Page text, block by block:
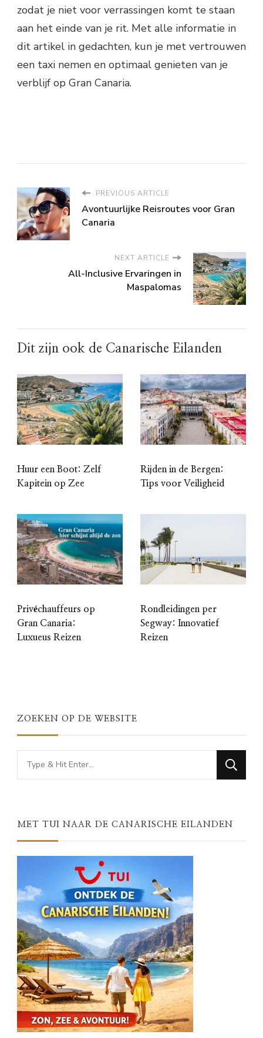
zodat je niet voor verrassingen komt te staan
aan het einde van je rit. Met alle informatie in
dit artikel in gedachten, kun je met vertrouwen
een taxi nemen en optimaal genieten van je
verblijf op Gran Canaria.
PREVIOUS ARTICLE
Avontuurlijke Reisroutes voor Gran
Canaria
NEXT ARTICLE
All-Inclusive Ervaringen in
Maspalomas
Dit zijn ook de Canarische Eilanden
Huur een Boot: Zelf
Kapitein op Zee
Rijden in de Bergen:
Tips voor Veiligheid
Privéchauffeurs op
Gran Canaria:
Luxueus Reizen
Rondleidingen per
Segway: Innovatief
Reizen
ZOEKEN OP DE WEBSITE
Looking
for
MET TUI NAAR DE CANARISCHE EILANDEN